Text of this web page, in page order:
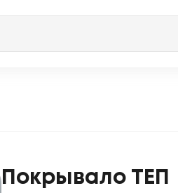
Покрывало ТЕП